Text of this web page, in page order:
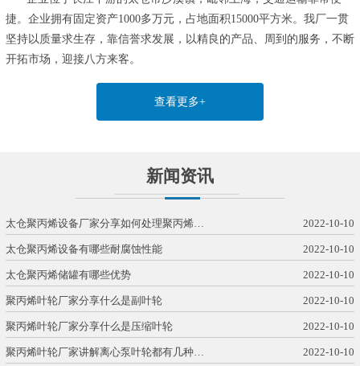
捷。企业拥有固定资产1000多万元，占地面积15000平方米。我厂一贯
坚持以质量求生存，靠信誉求发展，以精良的产品、周到的服务，不断
开拓市场，迎接八方来客。
查看更多+
新闻资讯
太仓聚丙烯设备厂家分享如何处理聚丙烯… 2022-10-10
太仓聚丙烯设备有哪些耐腐蚀性能 2022-10-10
太仓聚丙烯储罐有哪些优势 2022-10-10
聚丙烯叶轮厂家分享什么是副叶轮 2022-10-10
聚丙烯叶轮厂家分享什么是压缩叶轮 2022-10-10
聚丙烯叶轮厂家讲解离心泵叶轮都有几种… 2022-10-10